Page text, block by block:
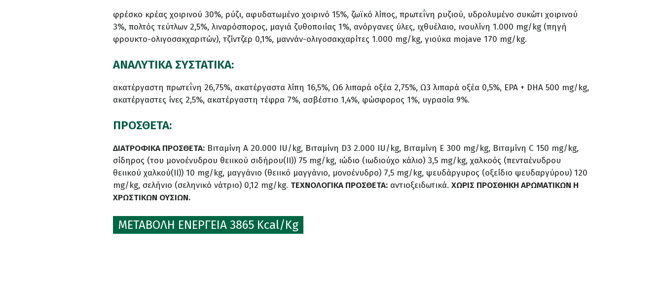
φρέσκο κρέας χοιρινού 30%, ρύζι, αφυδατωμένο χοιρινό 15%, ζωϊκό λίπος, πρωτεΐνη ρυζιού, υδρολυμένο συκώτι χοιρινού
3%, πολτός τεύτλων 2,5%, λιναρόσπορος, μαγιά ζυθοποιίας 1%, ανόργανες ύλες, ιχθυέλαιο, ινουλίνη 1.000 mg/kg (πηγή
φρουκτο-ολιγοσακχαριτών), τζίντζερ 0,1%, μαννάν-ολιγοσακχαρίτες 1.000 mg/kg, γιούκα mojave 170 mg/kg.
ΑΝΑΛΥΤΙΚΑ ΣΥΣΤΑΤΙΚΑ:
ακατέργαστη πρωτεΐνη 26,75%, ακατέργαστα λίπη 16,5%, Ω6 λιπαρά οξέα 2,75%, Ω3 λιπαρά οξέα 0,5%, EPA + DHA 500 mg/kg,
ακατέργαστες ίνες 2,5%, ακατέργαστη τέφρα 7%, ασβέστιο 1,4%, φώσφορος 1%, υγρασία 9%.
ΠΡΟΣΘΕΤΑ:
ΔΙΑΤΡΟΦΙΚΑ ΠΡΟΣΘΕΤΑ: Βιταμίνη Α 20.000 IU/kg, Βιταμίνη D3 2.000 IU/kg, Βιταμίνη E 300 mg/kg, Βιταμίνη C 150 mg/kg,
σίδηρος (του μονοένυδρου θειικού σιδήρου(ΙΙ)) 75 mg/kg, ιώδιο (ιωδιούχο κάλιο) 3,5 mg/kg, χαλκοός (πενταένυδρου
θειικού χαλκού(II)) 10 mg/kg, μαγγάνιο (θειικό μαγγάνιο, μονοένυδρο) 7,5 mg/kg, ψευδάργυρος (οξείδιο ψευδαργύρου) 120
mg/kg, σελήνιο (σεληνικό νάτριο) 0,12 mg/kg. ΤΕΧΝΟΛΟΓΙΚΑ ΠΡΟΣΘΕΤΑ: αντιοξειδωτικά.ΧΩΡΙΣ ΠΡΟΣΘΗΚΗ ΑΡΩΜΑΤΙΚΩΝ Η
ΧΡΩΣΤΙΚΩΝ ΟΥΣΙΩΝ.
ΜΕΤΑΒΟΛΗ ΕΝΕΡΓΕΙΑ 3865 Kcal/Kg